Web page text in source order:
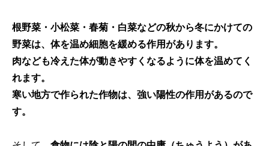
根野菜・小松菜・春菊・白菜などの秋から冬にかけての
野菜は、体を温め細胞を緩める作用があります。
肉なども冷えた体が動きやすくなるように体を温めてく
れます。
寒い地方で作られた作物は、強い陽性の作用があるので
す。